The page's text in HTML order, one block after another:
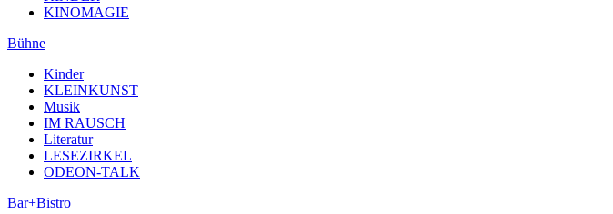
KINOMAGIE
Bühne
Kinder
KLEINKUNST
Musik
IM RAUSCH
Literatur
LESEZIRKEL
ODEON-TALK
Bar+Bistro